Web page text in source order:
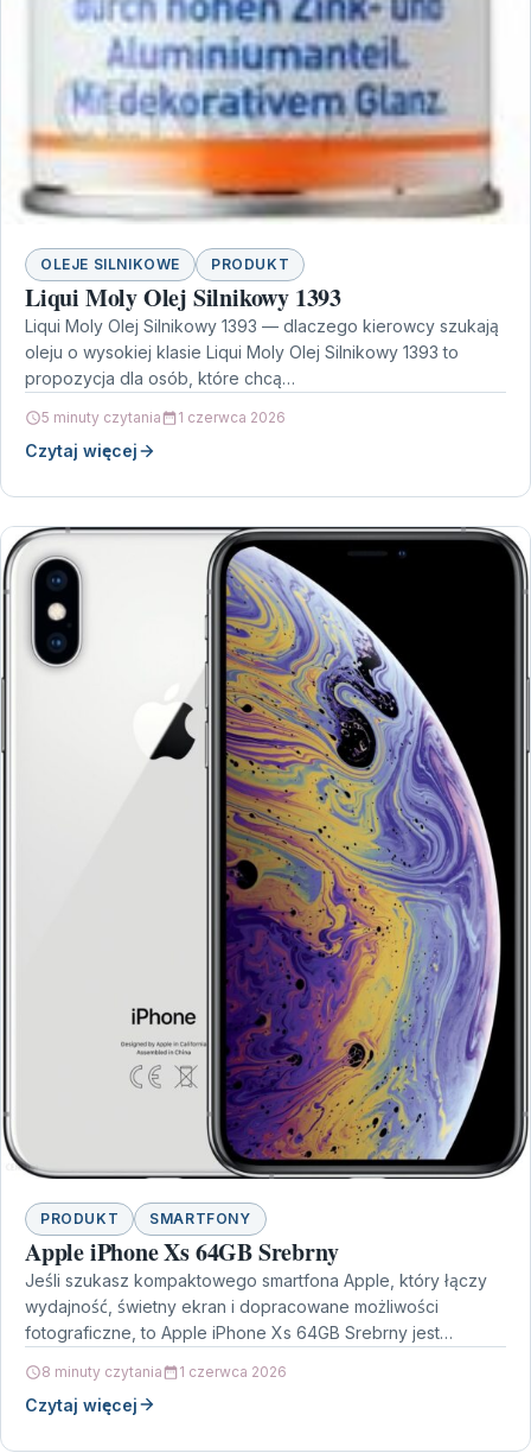
OLEJE SILNIKOWE PRODUKT
Liqui Moly Olej Silnikowy 1393
Liqui Moly Olej Silnikowy 1393 — dlaczego kierowcy szukają
oleju o wysokiej klasie Liqui Moly Olej Silnikowy 1393 to
propozycja dla osób, które chcą…
5 minuty czytania 1 czerwca 2026
Czytaj więcej
PRODUKT SMARTFONY
Apple iPhone Xs 64GB Srebrny
Jeśli szukasz kompaktowego smartfona Apple, który łączy
wydajność, świetny ekran i dopracowane możliwości
fotograficzne, to Apple iPhone Xs 64GB Srebrny jest
8 minuty czytania 1 czerwca 2026
Czytaj więcej